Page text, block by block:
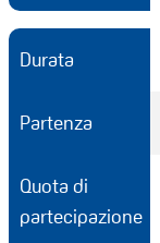
Durata
Partenza
Quota di
partecipazione